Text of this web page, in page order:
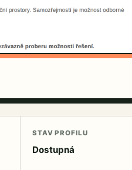
STAV PROFILU
Dostupná